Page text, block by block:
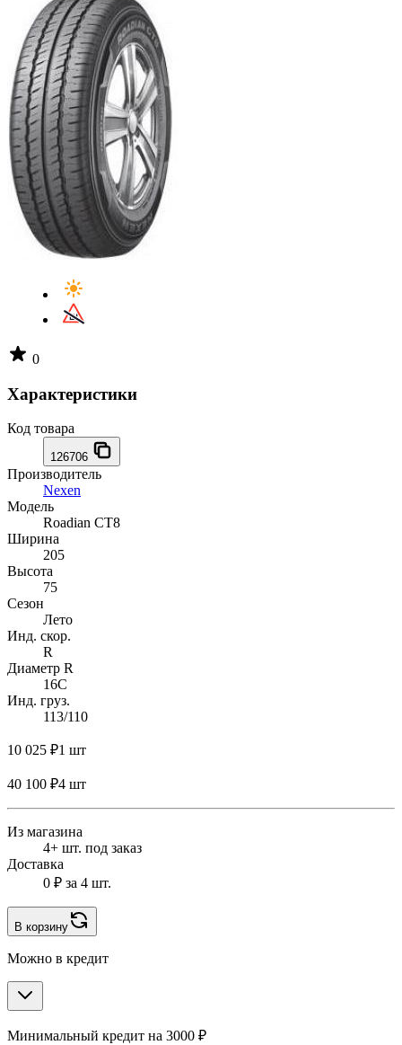
0
Характеристики
Код товара
126706
Производитель
Nexen
Модель
Roadian CT8
Ширина
205
Высота
75
Сезон
Лето
Инд. скор.
R
Диаметр R
16C
Инд. груз.
113/110
10 025 ₽1 шт
40 100 ₽4 шт
Из магазина
4+ шт. под заказ
Доставка
0 ₽ за 4 шт.
В корзину
Можно в кредит
Минимальный кредит на 3000 ₽